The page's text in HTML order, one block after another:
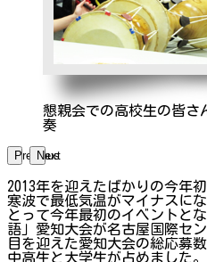
懇親会での高校生の皆さ
奏
Previous
Next
2013年を迎えたばかりの今年
寒波で最低気温がマイナスに
とって今年最初のイベントと
語」愛知大会が名古屋国際セ
目を迎えた愛知大会の総応募
中高生と大学生が占めました